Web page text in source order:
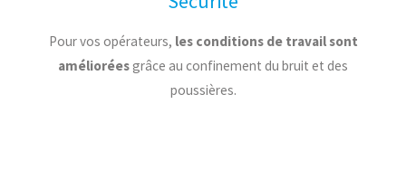
Pour vos opérateurs, les conditions de travail sont
amélioréesgrâce au confinement du bruit et des
poussières.